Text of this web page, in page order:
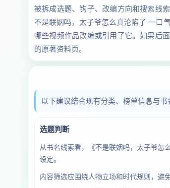
被拆成选题、钩子、改编方向和搜索线
不是联姻吗，太子爷怎么真沦陷了 一口
哪些视频作品改编或引用了它。如果后
的原著资料页。
以下建议结合现有分类、榜单信息与书
选题判断
从书名线索看，《不是联姻吗，太子爷怎
设定。
内容筛选应围绕人物立场和时代规则，避